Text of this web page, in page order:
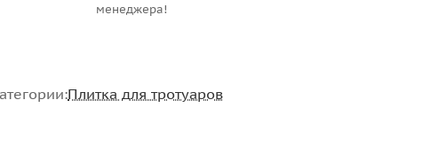
менеджера!
Плитка для тротуаров